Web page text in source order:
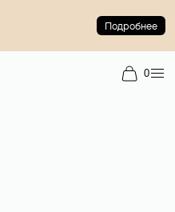
Подробнее
0